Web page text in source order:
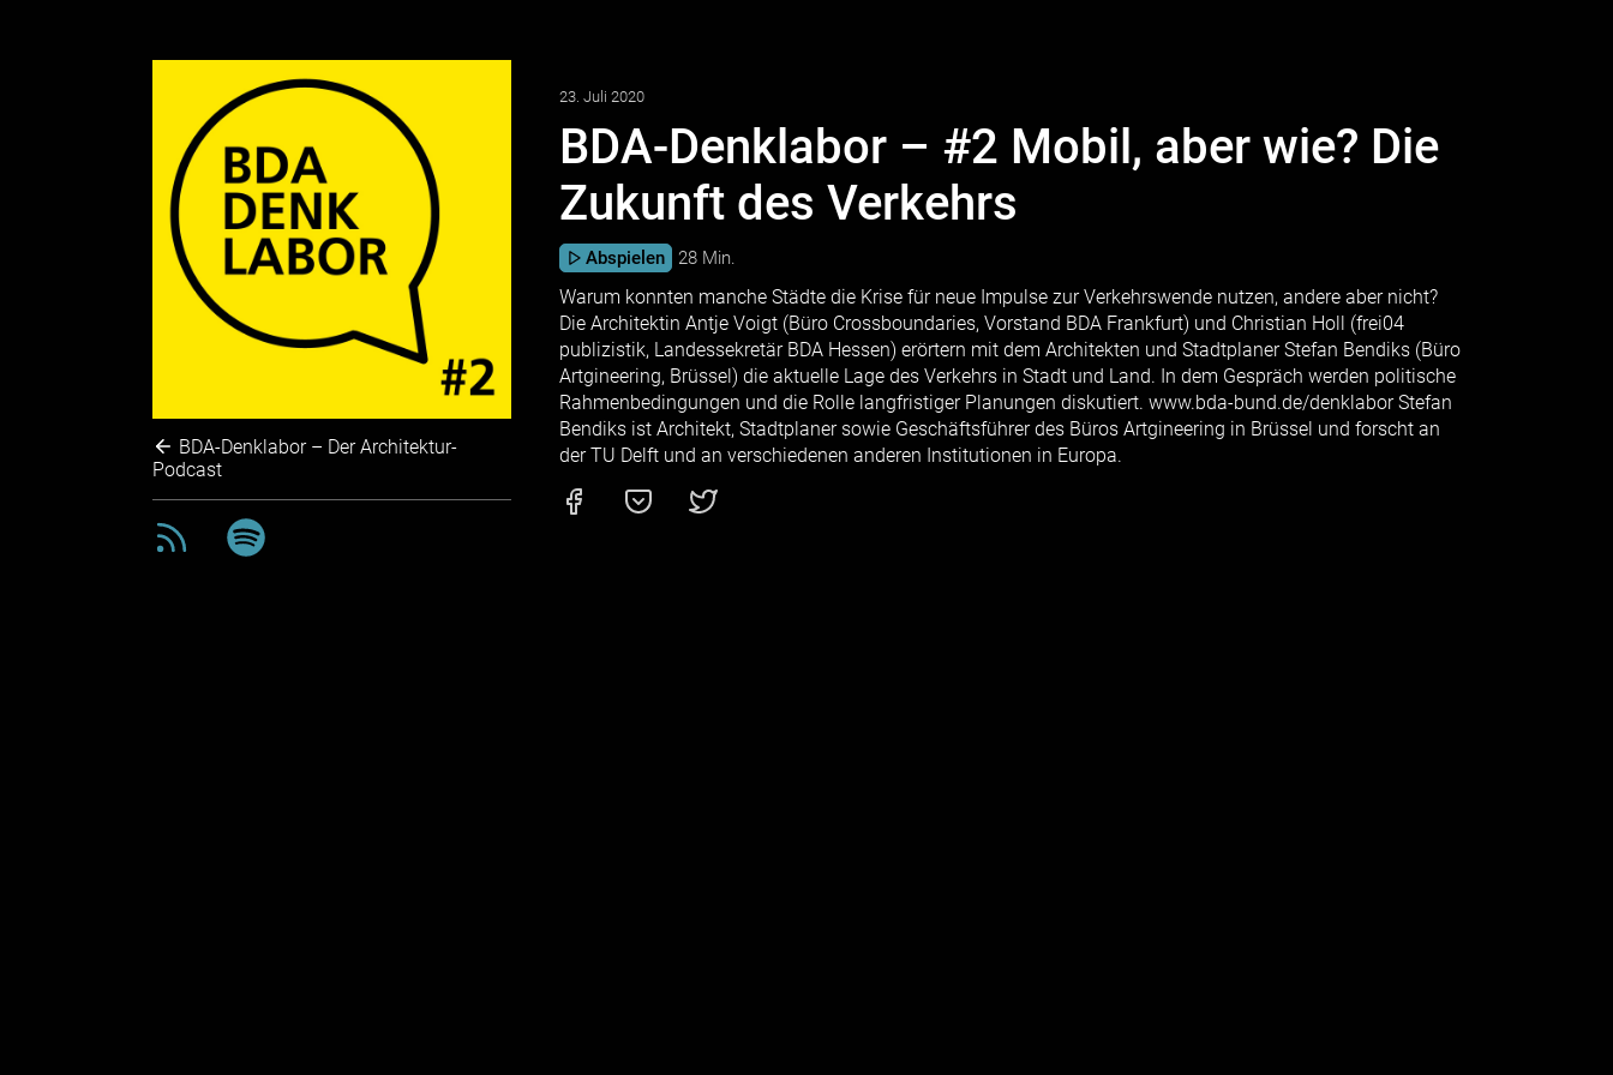
BDA-Denklabor – Der Architektur-
Podcast
23. Juli 2020
BDA-Denklabor – #2 Mobil, aber wie? Die
Zukunft des Verkehrs
Abspielen 28 Min.
Warum konnten manche Städte die Krise für neue Impulse zur Verkehrswende nutzen, andere aber nicht?
Die Architektin Antje Voigt (Büro Crossboundaries, Vorstand BDA Frankfurt) und Christian Holl (frei04
publizistik, Landessekretär BDA Hessen) erörtern mit dem Architekten und Stadtplaner Stefan Bendiks (Büro
Artgineering, Brüssel) die aktuelle Lage des Verkehrs in Stadt und Land. In dem Gespräch werden politische
Rahmenbedingungen und die Rolle langfristiger Planungen diskutiert. www.bda-bund.de/denklabor Stefan
Bendiks ist Architekt, Stadtplaner sowie Geschäftsführer des Büros Artgineering in Brüssel und forscht an
der TU Delft und an verschiedenen anderen Institutionen in Europa.